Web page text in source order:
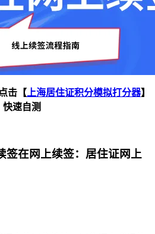
击【 上海居住证积分模拟打分器】
快速自测
签在网上续签：居住证网上